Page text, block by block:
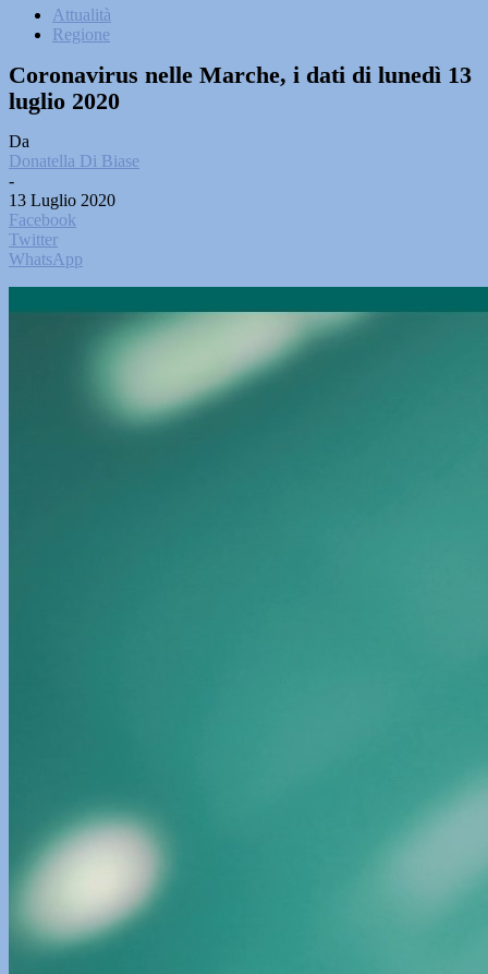
Attualità
Regione
Coronavirus nelle Marche, i dati di lunedì 13
luglio 2020
Da
Donatella Di Biase
-
13 Luglio 2020
Facebook
Twitter
WhatsApp